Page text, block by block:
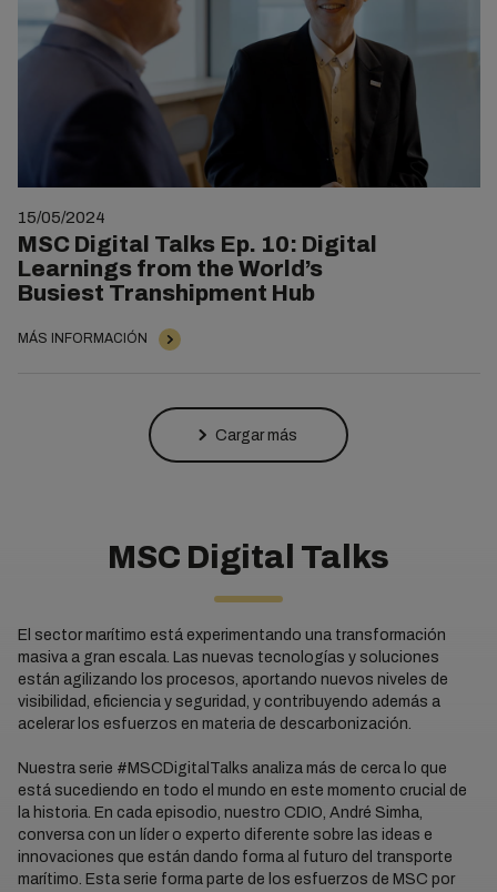
15/05/2024
MSC Digital Talks Ep. 10: Digital
Learnings from the World’s
Busiest Transhipment Hub
MÁS INFORMACIÓN
Cargar más
MSC Digital Talks
El sector marítimo está experimentando una transformación
masiva a gran escala. Las nuevas tecnologías y soluciones
están agilizando los procesos, aportando nuevos niveles de
visibilidad, eficiencia y seguridad, y contribuyendo además a
acelerar los esfuerzos en materia de descarbonización.
Nuestra serie #MSCDigitalTalks analiza más de cerca lo que
está sucediendo en todo el mundo en este momento crucial de
la historia. En cada episodio, nuestro CDIO, André Simha,
conversa con un líder o experto diferente sobre las ideas e
innovaciones que están dando forma al futuro del transporte
marítimo. Esta serie forma parte de los esfuerzos de MSC por